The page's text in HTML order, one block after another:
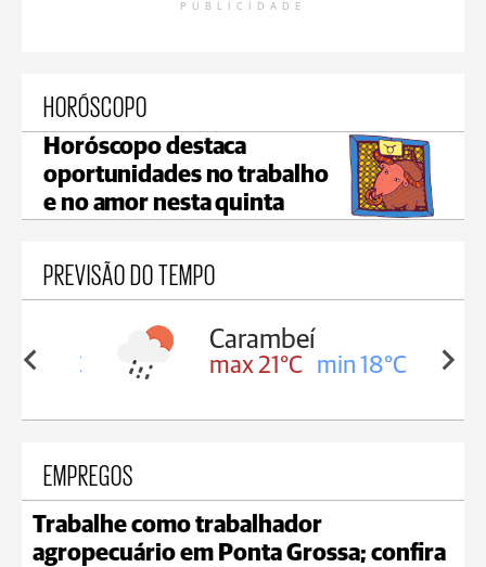
PUBLICIDADE
HORÓSCOPO
Horóscopo destaca
oportunidades no trabalho
e no amor nesta quinta
PREVISÃO DO TEMPO
18°C
Carambeí
max 21°C min 18°C
EMPREGOS
Trabalhe como trabalhador
agropecuário em Ponta Grossa; confira